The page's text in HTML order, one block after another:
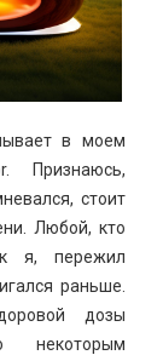
в моем
Признаюсь,
стоит
Любой, кто
я, пережил
раньше.
дозы
некоторым